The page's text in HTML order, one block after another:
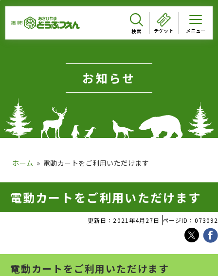
チケット
ページの本文です。
お知らせ
ホーム 電動カートをご利用いただけます
電動カートをご利用いただけます
更新日：2021年4月27日 ページID：073092
電動カートをご利用いただけます